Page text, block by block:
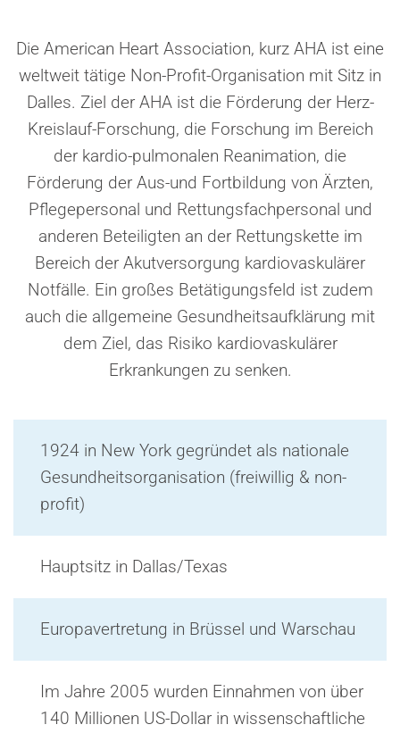
Die American Heart Association, kurz AHA ist eine
weltweit tätige Non-Profit-Organisation mit Sitz in
Dalles. Ziel der AHA ist die Förderung der Herz-
Kreislauf-Forschung, die Forschung im Bereich
der kardio-pulmonalen Reanimation, die
Förderung der Aus-und Fortbildung von Ärzten,
Pflegepersonal und Rettungsfachpersonal und
anderen Beteiligten an der Rettungskette im
Bereich der Akutversorgung kardiovaskulärer
Notfälle. Ein großes Betätigungsfeld ist zudem
auch die allgemeine Gesundheitsaufklärung mit
dem Ziel, das Risiko kardiovaskulärer
Erkrankungen zu senken.
1924 in New York gegründet als nationale
Gesundheitsorganisation (freiwillig & non-
profit)
Hauptsitz in Dallas/Texas
Europavertretung in Brüssel und Warschau
Im Jahre 2005 wurden Einnahmen von über
140 Millionen US-Dollar in wissenschaftliche